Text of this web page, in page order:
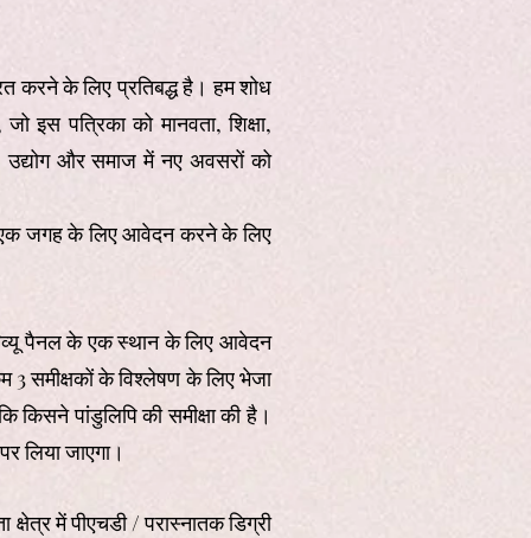
करने के लिए प्रतिबद्ध है। हम शोध
इस पत्रिका को मानवता, शिक्षा,
उद्योग और समाज में नए अवसरों को
एक जगह के लिए आवेदन करने के लिए
पैनल के एक स्थान के लिए आवेदन
समीक्षकों के विश्लेषण के लिए भेजा
पांडुलिपि की समीक्षा की है।
लिया जाएगा।
क्षेत्र में पीएचडी / परास्नातक डिग्री